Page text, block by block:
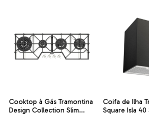
Cooktop à Gás Tramontina
Design Collection Slim
Coifa de Ilha
Square Isla 40